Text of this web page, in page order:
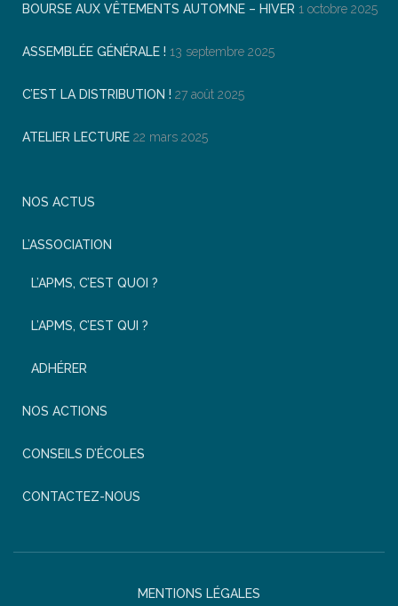
BOURSE AUX VÊTEMENTS AUTOMNE – HIVER 1 octobre 2025
ASSEMBLÉE GÉNÉRALE ! 13 septembre 2025
C’EST LA DISTRIBUTION ! 27 août 2025
ATELIER LECTURE 22 mars 2025
NOS ACTUS
L’ASSOCIATION
L’APMS, C’EST QUOI ?
L’APMS, C’EST QUI ?
ADHÉRER
NOS ACTIONS
CONSEILS D’ÉCOLES
CONTACTEZ-NOUS
MENTIONS LÉGALES